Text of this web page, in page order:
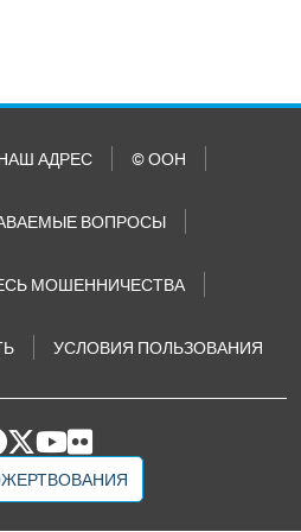
АДРЕС © ООН
ВОПРОСЫ
МОШЕННИЧЕСТВА
УСЛОВИЯ ПОЛЬЗОВАНИЯ